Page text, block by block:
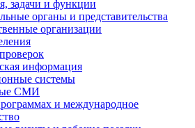
задачи и функции
органы и представительства
организации
информация
системы
СМИ
и международное